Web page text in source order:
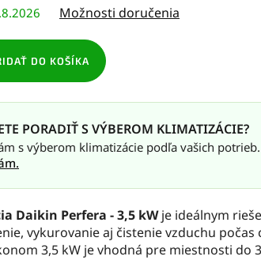
Možnosti doručenia
DO KOŠÍKA
PORADIŤ S VÝBEROM KLIMATIZÁCIE?
s výberom klimatizácie podľa vašich potrieb.
Daikin Perfera - 3,5 kWje ideálnym
vykurovanie aj čistenie vzduchu počas
3,5 kW je vhodná pre miestnosti do